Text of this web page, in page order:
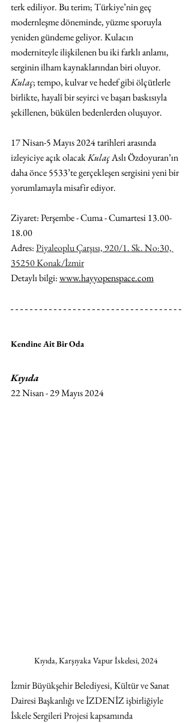
terk ediliyor. Bu terim; Türkiye’nin geç
modernleşme döneminde, yüzme sporuyla
yeniden gündeme geliyor. Kulacın
moderniteyle ilişkilenen bu iki farklı anlamı,
serginin ilham kaynaklarından biri oluyor.
Kulaç; tempo, kulvar ve hedef gibi ölçütlerle
birlikte, hayalî bir seyirci ve başarı baskısıyla
şekillenen, bükülen bedenlerden oluşuyor.
17 Nisan-5 Mayıs 2024 tarihleri arasında
izleyiciye açık olacak Kulaç Aslı Özdoyuran’ın
daha önce 5533’te gerçekleşen sergisini yeni bir
yorumlamayla misafir ediyor.
Ziyaret: Perşembe - Cuma - Cumartesi 13.00-
18.00
Adres: Piyaleoplu Çarşısı, 920/1. Sk. No:30,
35250 Konak/İzmir
Detaylı bilgi: www.hayyopenspace.com
Kendine Ait Bir Oda
Kıyıda
22 Nisan - 29 Mayıs 2024
Kıyıda, Karşıyaka Vapur İskelesi, 2024
İzmir Büyükşehir Belediyesi, Kültür ve Sanat
Dairesi Başkanlığı ve İZDENİZ işbirliğiyle
İskele Sergileri Projesi kapsamında